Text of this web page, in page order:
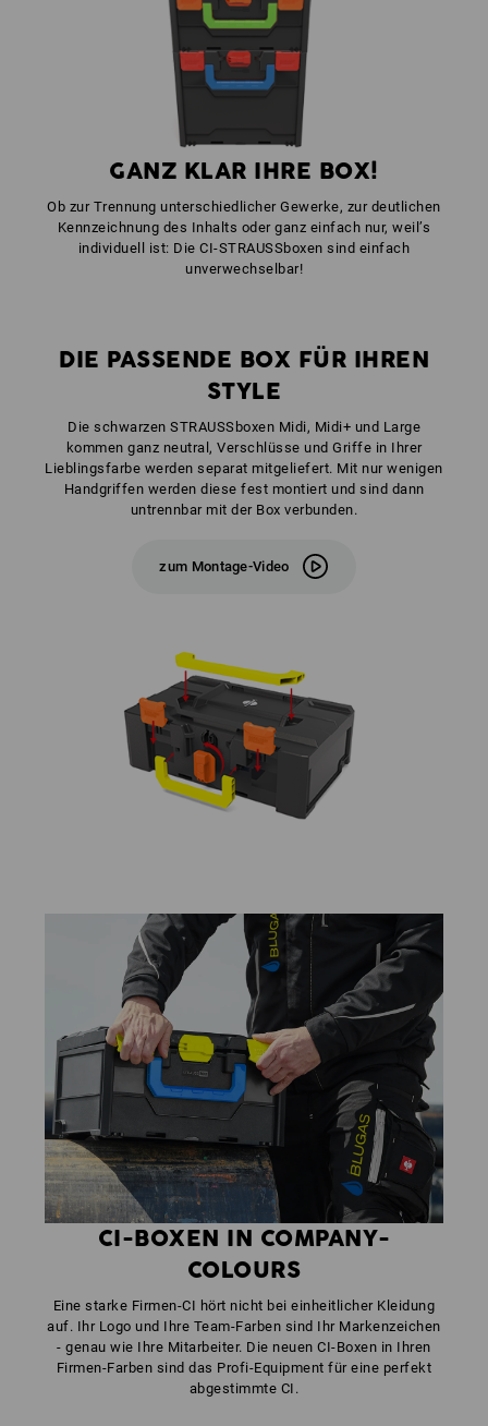
STRAUSSbox Verschlüsse
STRAUSSbox Frontgriff uni + Deckelgriff
GANZ KLAR IHRE BOX!
Ob zur Trennung unterschiedlicher Gewerke, zur deutlichen
Kennzeichnung des Inhalts oder ganz einfach nur, weil’s
individuell ist: Die CI-STRAUSSboxen sind einfach
unverwechselbar!
DIE PASSENDE BOX FÜR IHREN
STYLE
Die schwarzen STRAUSSboxen Midi, Midi+ und Large
kommen ganz neutral, Verschlüsse und Griffe in Ihrer
Lieblingsfarbe werden separat mitgeliefert. Mit nur wenigen
Handgriffen werden diese fest montiert und sind dann
untrennbar mit der Box verbunden.
zum Montage-Video
CI-BOXEN IN COMPANY-
COLOURS
Eine starke Firmen-CI hört nicht bei einheitlicher Kleidung
auf. Ihr Logo und Ihre Team-Farben sind Ihr Markenzeichen
- genau wie Ihre Mitarbeiter. Die neuen CI-Boxen in Ihren
Firmen-Farben sind das Profi-Equipment für eine perfekt
abgestimmte CI.